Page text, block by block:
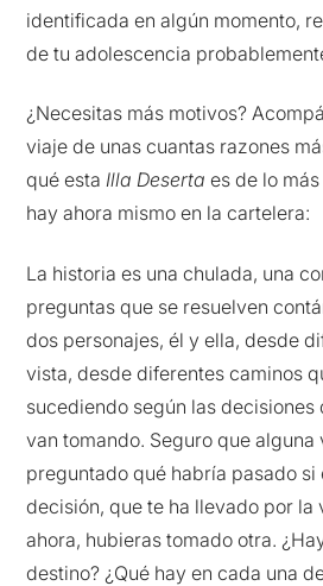
identificada en algún momento,
de tu adolescencia
¿Necesitas más motivos?
viaje de unas cuantas razones
qué estaIlla Deserta es de lo
hay ahora mismo en la cartelera:
La historia es una chulada, una
preguntas que se resuelven
dos personajes, él y ella, desde
vista, desde diferentes caminos
sucediendo según las decisiones
van tomando. Seguro que alguna
preguntado qué habría pasado si
decisión, que te ha llevado por la
ahora, hubieras tomado otra.
destino? ¿Qué hay en cada una